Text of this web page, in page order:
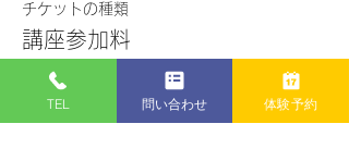
チケットの種類
講座参加料
詳細を見る
価格
TEL 問い合わせ 体験予約